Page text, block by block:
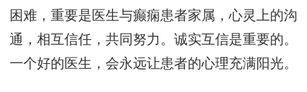
困难，重要是医生与癫痫患者家属，心灵上的沟
通，相互信任，共同努力。诚实互信是重要的。
一个好的医生，会永远让患者的心理充满阳光。